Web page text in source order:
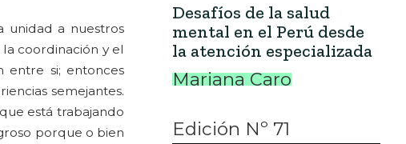
unidad a nuestros
coordinación y el
entre si; entonces
semejantes.
está trabajando
porque o bien
Desafíos de la salud
mental en el Perú desde
la atención especializada
Mariana Caro
Edición Nº 71